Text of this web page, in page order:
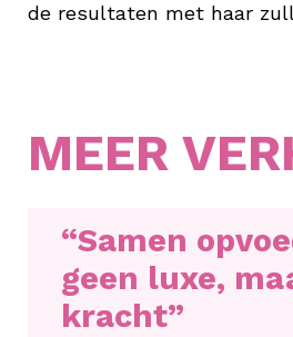
de resultaten met haar
MEER
“Samen
geen luxe,
kracht”